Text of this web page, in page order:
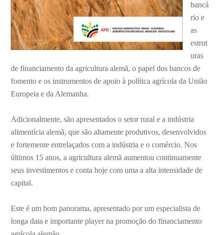
bancá
rio e
as
estrut
uras
de financiamento da agricultura alemã, o papel dos bancos de
fomento e os instrumentos de apoio à política agrícola da União
Europeia e da Alemanha.
Adicionalmente, são apresentados o setor rural e a indústria
alimentícia alemã, que são altamente produtivos, desenvolvidos
e fortemente entrelaçados com a indústria e o comércio. Nos
últimos 15 anos, a agricultura alemã aumentou continuamente
seus investimentos e conta hoje com uma a alta intensidade de
capital.
Este é um bom panorama, apresentado por um especialista de
longa data e importante player na promoção do financiamento